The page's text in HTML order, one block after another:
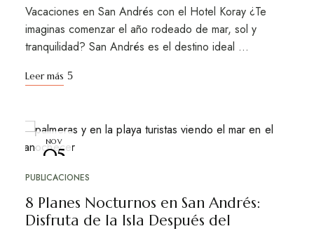
Vacaciones en San Andrés con el Hotel Koray ¿Te
imaginas comenzar el año rodeado de mar, sol y
tranquilidad? San Andrés es el destino ideal …
Leer más
NOV
05
PUBLICACIONES
8 Planes Nocturnos en San Andrés:
Disfruta de la Isla Después del